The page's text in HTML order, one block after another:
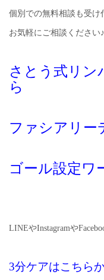
個別での無料相談も受け
お気軽にご相談ください♪
さとう式リン
ら
ファシアリー
ゴール設定ワ
LINEやInstagramや
3分ケアはこちら